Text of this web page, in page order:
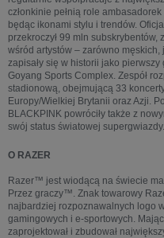
członkinie pełnią role
będąc ikonami stylu i trendów.
przekroczył 99 mln
wśród artystów – zarówno
zapisały się w historii jako
Goyang Sports Complex. Zespół
stadionową, obejmującą 33
Europy/Wielkiej Brytanii oraz Azji.
BLACKPINK powróciły także z
swój status światowej supergwiazdy.
O RAZER
Razer™ jest wiodącą na świecie
Przez graczy™. Znak towarowy
najbardziej rozpoznawalnych logo
gamingowych i e-sportowych.
zaprojektował i zbudował